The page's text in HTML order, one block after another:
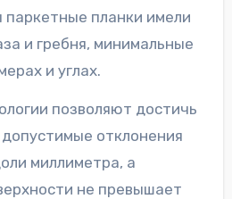
планки имели
и гребня, минимальные
и углах.
позволяют достичь
отклонения
миллиметра, а
не превышает